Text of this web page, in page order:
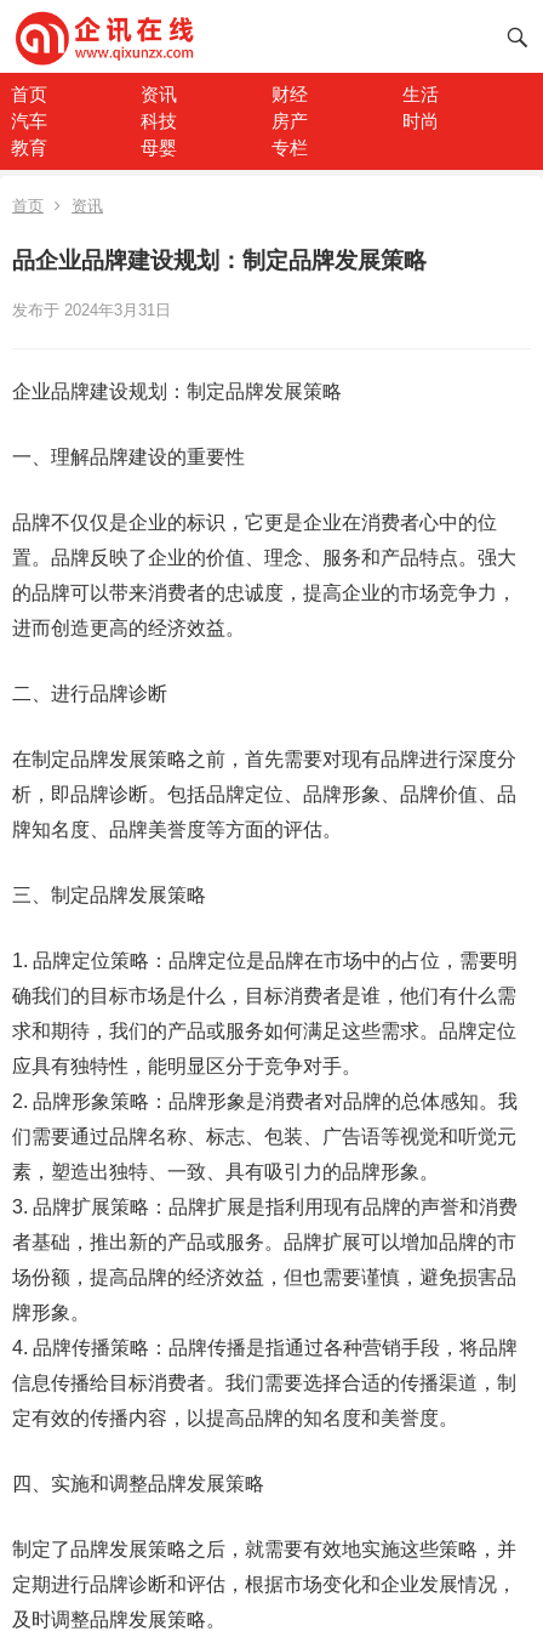
首页 资讯 财经
生活
汽车
科技 房产
时尚
教育
母婴 专栏
首页 资讯
品企业品牌建设规划：制定品牌发展策略
发布于 2024年3月31日
企业品牌建设规划：制定品牌发展策略
一、理解品牌建设的重要性
品牌不仅仅是企业的标识，它更是企业在消费者心中的位
置。品牌反映了企业的价值、理念、服务和产品特点。强大
的品牌可以带来消费者的忠诚度，提高企业的市场竞争力，
进而创造更高的经济效益。
二、进行品牌诊断
在制定品牌发展策略之前，首先需要对现有品牌进行深度分
析，即品牌诊断。包括品牌定位、品牌形象、品牌价值、品
牌知名度、品牌美誉度等方面的评估。
三、制定品牌发展策略
1. 品牌定位策略：品牌定位是品牌在市场中的占位，需要明
确我们的目标市场是什么，目标消费者是谁，他们有什么需
求和期待，我们的产品或服务如何满足这些需求。品牌定位
应具有独特性，能明显区分于竞争对手。
2. 品牌形象策略：品牌形象是消费者对品牌的总体感知。我
们需要通过品牌名称、标志、包装、广告语等视觉和听觉元
素，塑造出独特、一致、具有吸引力的品牌形象。
3. 品牌扩展策略：品牌扩展是指利用现有品牌的声誉和消费
者基础，推出新的产品或服务。品牌扩展可以增加品牌的市
场份额，提高品牌的经济效益，但也需要谨慎，避免损害品
牌形象。
4. 品牌传播策略：品牌传播是指通过各种营销手段，将品牌
信息传播给目标消费者。我们需要选择合适的传播渠道，制
定有效的传播内容，以提高品牌的知名度和美誉度。
四、实施和调整品牌发展策略
制定了品牌发展策略之后，就需要有效地实施这些策略，并
定期进行品牌诊断和评估，根据市场变化和企业发展情况，
及时调整品牌发展策略。